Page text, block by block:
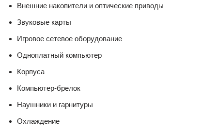
Внешние накопители и оптические приводы
Звуковые карты
Игровое сетевое оборудование
Одноплатный компьютер
Корпуса
Компьютер-брелок
Наушники и гарнитуры
Охлаждение